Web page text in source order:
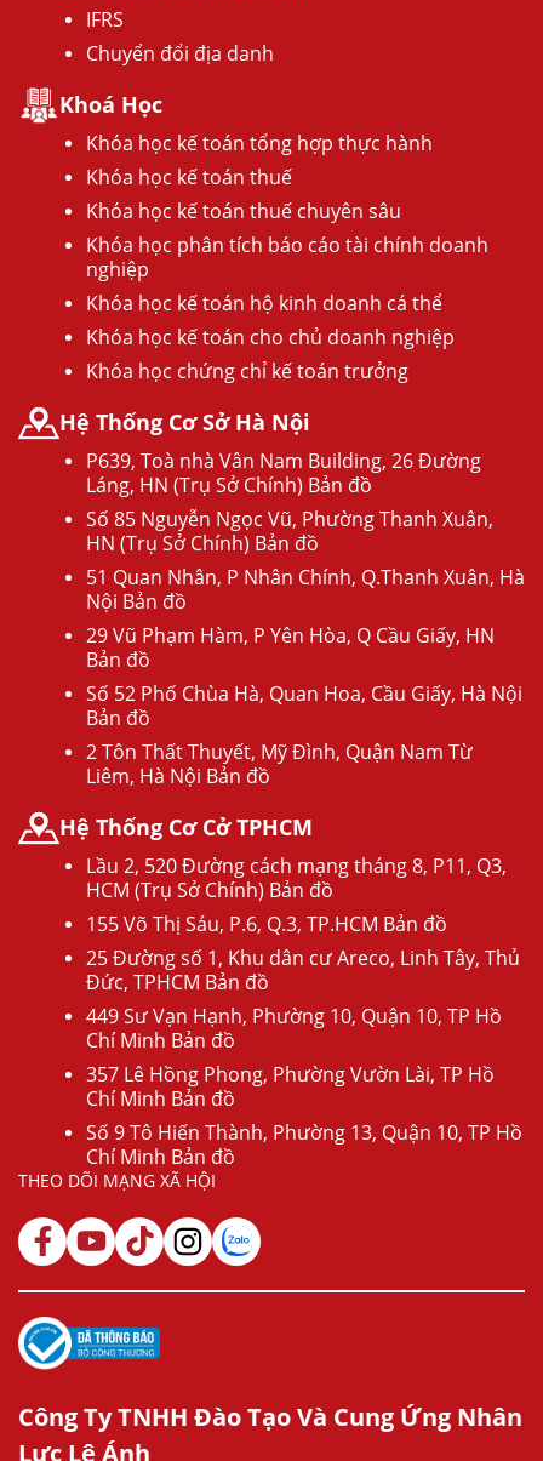
IFRS
Chuyển đổi địa danh
Khoá Học
Khóa học kế toán tổng hợp thực hành
Khóa học kế toán thuế
Khóa học kế toán thuế chuyên sâu
Khóa học phân tích báo cáo tài chính doanh
nghiệp
Khóa học kế toán hộ kinh doanh cá thể
Khóa học kế toán cho chủ doanh nghiệp
Khóa học chứng chỉ kế toán trưởng
Hệ Thống Cơ Sở Hà Nội
P639, Toà nhà Vân Nam Building, 26 Đường
Láng, HN (Trụ Sở Chính) Bản đồ
Số 85 Nguyễn Ngọc Vũ, Phường Thanh Xuân,
HN (Trụ Sở Chính) Bản đồ
51 Quan Nhân, P Nhân Chính, Q.Thanh Xuân, Hà
Nội Bản đồ
29 Vũ Phạm Hàm, P Yên Hòa, Q Cầu Giấy, HN
Bản đồ
Số 52 Phố Chùa Hà, Quan Hoa, Cầu Giấy, Hà Nội
Bản đồ
2 Tôn Thất Thuyết, Mỹ Đình, Quận Nam Từ
Liêm, Hà Nội Bản đồ
Hệ Thống Cơ Cở TPHCM
Lầu 2, 520 Đường cách mạng tháng 8, P11, Q3,
HCM (Trụ Sở Chính) Bản đồ
155 Võ Thị Sáu, P.6, Q.3, TP.HCM Bản đồ
25 Đường số 1, Khu dân cư Areco, Linh Tây, Thủ
Đức, TPHCM Bản đồ
449 Sư Vạn Hạnh, Phường 10, Quận 10, TP Hồ
Chí Minh Bản đồ
357 Lê Hồng Phong, Phường Vườn Lài, TP Hồ
Chí Minh Bản đồ
Số 9 Tô Hiến Thành, Phường 13, Quận 10, TP Hồ
Chí Minh Bản đồ
THEO DÕI MẠNG XÃ HỘI
Công Ty TNHH Đào Tạo Và Cung Ứng Nhân
Lực Lê Ánh